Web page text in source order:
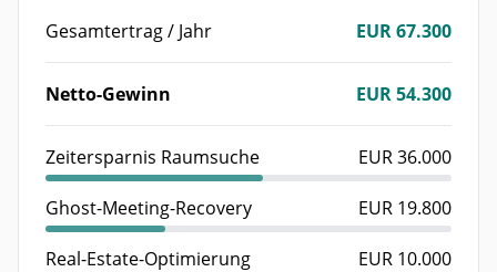
Gesamtertrag / Jahr
EUR 67.300
Netto-Gewinn EUR 54.300
Zeitersparnis Raumsuche EUR 36.000
Ghost-Meeting-Recovery EUR 19.800
Real-Estate-Optimierung EUR 10.000